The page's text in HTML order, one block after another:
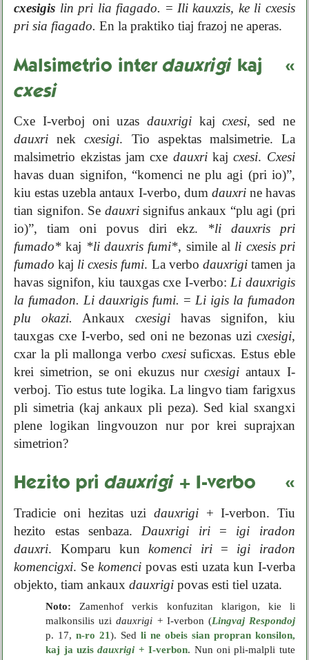
cxesigis lin pri lia fiagado. = Ili kauxzis, ke li cxesis
pri sia fiagado. En la praktiko tiaj frazoj ne aperas.
Malsimetrio interdauxrigi kaj
cxesi
«
Cxe I-verboj oni uzas dauxrigi kajcxesi, sed ne
dauxri nekcxesigi. Tio aspektas malsimetrie. La
malsimetrio ekzistas jam cxe dauxrikajcxesi. Cxesi
havas duan signifon, “komenci ne plu agi (pri io)”,
kiu estas uzebla antaux I-verbo, dum dauxrine havas
tian signifon. Se dauxrisignifus ankaux “plu agi (pri
io)”, tiam oni povus diri ekz.
*li dauxris pri
fumado* kaj *li dauxris fumi*, simile al li cxesis pri
fumado kaj li cxesis fumi. La verbo dauxrigitamen ja
havas signifon, kiu tauxgas cxe I-verbo: Li dauxrigis
la fumadon. Li dauxrigis fumi. = Li igis la fumadon
plu okazi.
Ankaux cxesigi havas signifon, kiu
tauxgas cxe I-verbo, sed oni ne bezonas uzi cxesigi,
cxar la pli mallonga verbo cxesisuficxas. Estus eble
krei simetrion, se oni ekuzus nurcxesigi antaux I-
verboj. Tio estus tute logika. La lingvo tiam farigxus
pli simetria (kaj ankaux pli peza). Sed kial sxangxi
plene logikan lingvouzon nur por krei suprajxan
simetrion?
Hezito pridauxrigi + I-verbo «
Tradicie oni hezitas uzi dauxrigi+ I-verbon. Tiu
hezito estas senbaza. Dauxrigi iri= igi iradon
dauxri. Komparu kunkomenci iri= igi iradon
komencigxi. Sekomenci povas esti uzata kun I-verba
objekto, tiam ankauxdauxrigi povas esti tiel uzata.
Noto: Zamenhof verkis konfuzitan klarigon, kie li
malkonsilis uzidauxrigi + I-verbon (Lingvaj Respondoj
p. 17,n-ro 21). Sedli ne obeis sian propran konsilon,
kaj ja uzisdauxrigi + I-verbon. Nun oni pli-malpli tute